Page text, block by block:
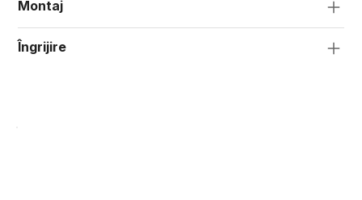
Montaj
Îngrijire